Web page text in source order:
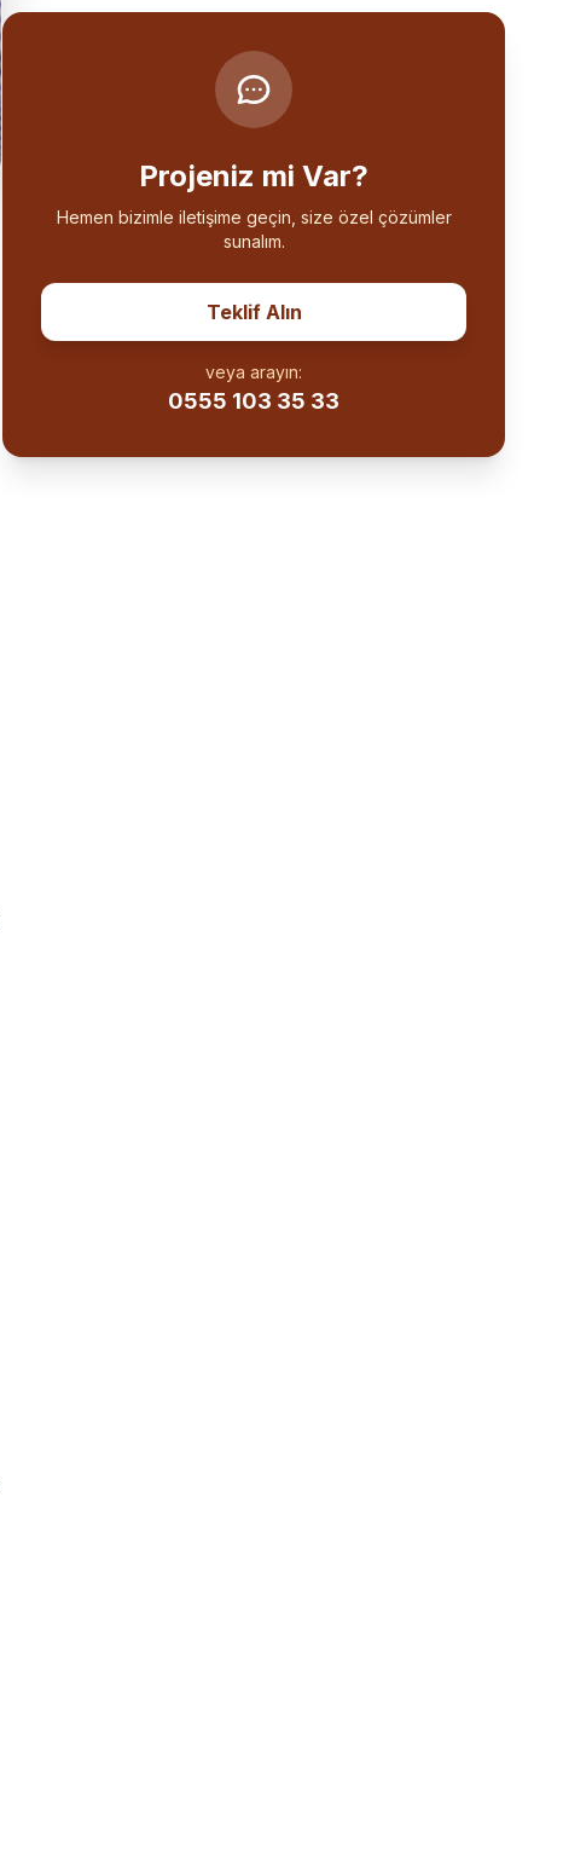
Projeniz mi Var?
Hemen bizimle iletişime geçin, size özel çözümler
sunalım.
Teklif Alın
veya arayın:
0555 103 35 33